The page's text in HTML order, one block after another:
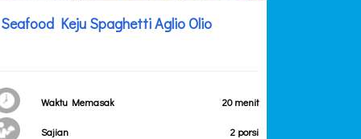
Seafood Keju Spaghetti Aglio Olio
Waktu Memasak 20 menit
Sajian 2 porsi